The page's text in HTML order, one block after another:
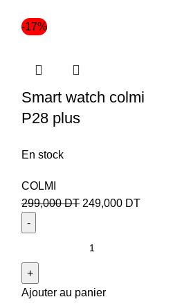
-17%
Smart watch colmi
P28 plus
En stock
COLMI
299,000DT 249,000 DT
Ajouter au panier